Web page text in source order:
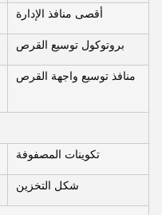
أقصى منافذ الإدارة
بروتوكول توسيع القرص
منافذ توسيع واجهة القرص
تكوينات المصفوفة
شكل التخزين